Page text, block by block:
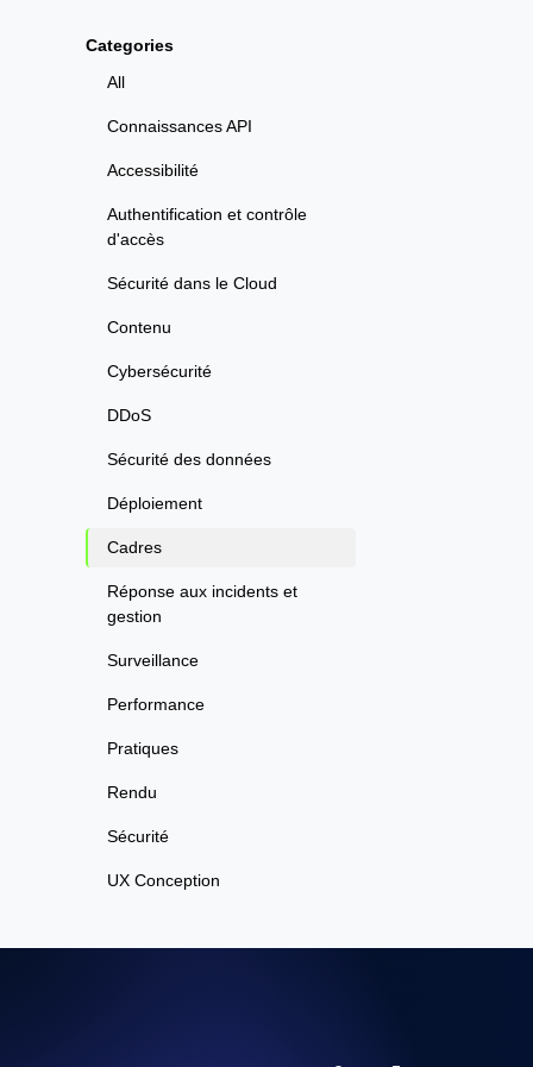
Categories
All
Connaissances API
Accessibilité
Authentification et contrôle
d'accès
Sécurité dans le Cloud
Contenu
Cybersécurité
DDoS
Sécurité des données
Déploiement
Cadres
Réponse aux incidents et
gestion
Surveillance
Performance
Pratiques
Rendu
Sécurité
UX Conception